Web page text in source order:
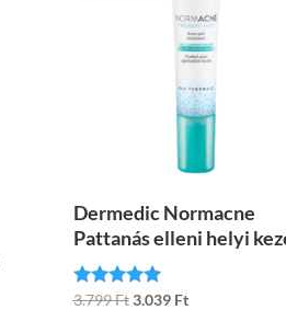
Dermedic Normacne
Pattanás elleni helyi
Értékelés:
3.799Ft Original
3.039 FtCurrent